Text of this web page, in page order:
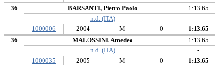
36
1000006
BARSANTI, Pietro Paolo
2004 M
n.d. (ITA)
1:13.65
-
1:13.65
0
36
1000035
MALOSSINI, Amedeo
2005 M
n.d. (ITA)
1:13.65
-
1:13.65
0